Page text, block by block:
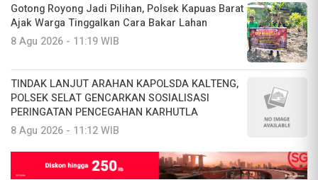
Gotong Royong Jadi Pilihan, Polsek Kapuas Barat
Ajak Warga Tinggalkan Cara Bakar Lahan
8 Agu 2026 - 11:19 WIB
‎TINDAK LANJUT ARAHAN KAPOLSDA KALTENG,
POLSEK SELAT GENCARKAN SOSIALISASI
PERINGATAN PENCEGAHAN KARHUTLA
8 Agu 2026 - 11:12 WIB